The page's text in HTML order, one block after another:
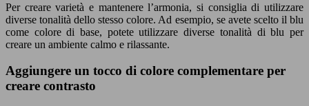
Per creare varietà e mantenere l’armonia, si consiglia di utilizzare
diverse tonalità dello stesso colore. Ad esempio, se avete scelto il blu
come colore di base, potete utilizzare diverse tonalità di blu per
creare un ambiente calmo e rilassante.
Aggiungere un tocco di colore complementare per
creare contrasto